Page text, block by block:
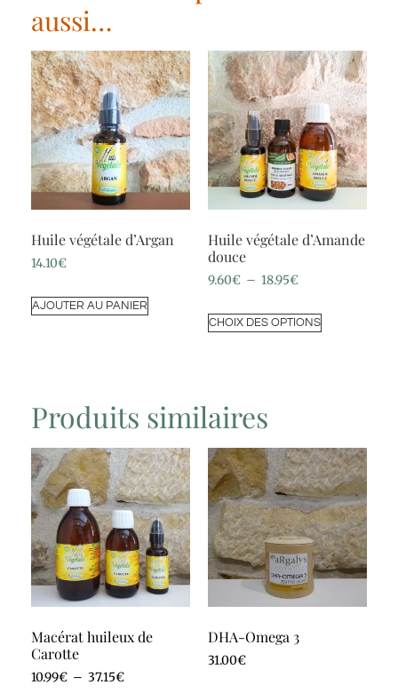
aussi…
Huile végétale d’Argan
14.10€
AJOUTER AU PANIER
Huile végétale d’Amande
douce
9.60€ – 18.95€
CHOIX DES OPTIONS
Produits similaires
Macérat huileux de
Carotte
10.99€ – 37.15€
DHA-Omega 3
31.00€